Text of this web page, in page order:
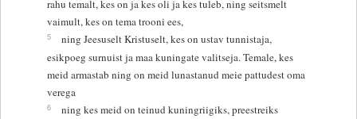
rahu temalt, kes on ja kes oli ja kes tuleb, ning seitsmelt
vaimult, kes on tema trooni ees,
5
ning Jeesuselt Kristuselt, kes on ustav tunnistaja,
esikpoeg surnuist ja maa kuningate valitseja. Temale, kes
meid armastab ning on meid lunastanud meie pattudest oma
verega
6
ning kes meid on teinud kuningriigiks, preestreiks